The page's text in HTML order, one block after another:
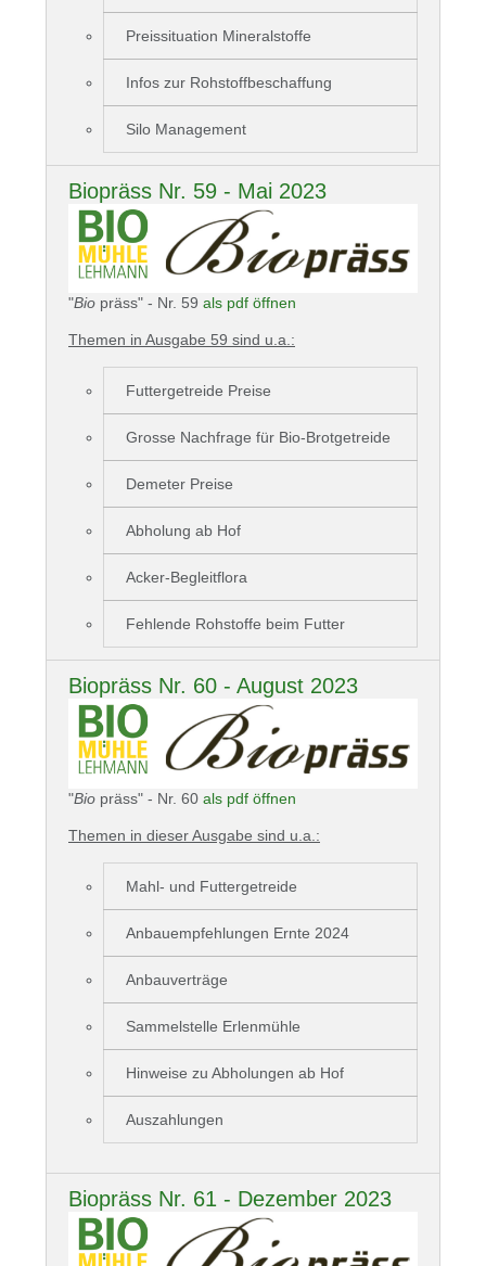
Preissituation Mineralstoffe
Infos zur Rohstoffbeschaffung
Silo Management
Biopräss Nr. 59 - Mai 2023
"Bio präss" - Nr. 59 als pdf öffnen
Themen in Ausgabe 59 sind u.a.:
Futtergetreide Preise
Grosse Nachfrage für Bio-Brotgetreide
Demeter Preise
Abholung ab Hof
Acker-Begleitflora
Fehlende Rohstoffe beim Futter
Biopräss Nr. 60 - August 2023
"Bio präss" - Nr. 60 als pdf öffnen
Themen in dieser Ausgabe sind u.a.:
Mahl- und Futtergetreide
Anbauempfehlungen Ernte 2024
Anbauverträge
Sammelstelle Erlenmühle
Hinweise zu Abholungen ab Hof
Auszahlungen
Biopräss Nr. 61 - Dezember 2023